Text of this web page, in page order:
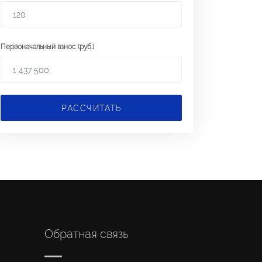
Первоначальный взнос (руб.)
РАССЧИТАТЬ
Обратная связь